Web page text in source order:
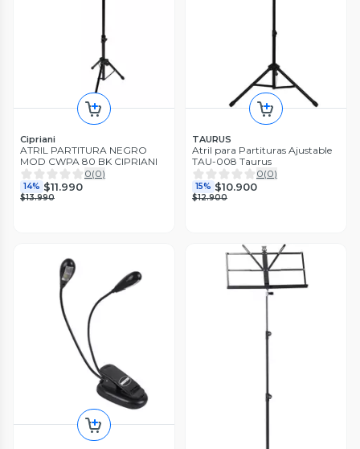
Cipriani
ATRIL PARTITURA NEGRO
MOD CWPA 80 BK CIPRIANI
0(0)
14% $11.990
$13.990
TAURUS
Atril para Partituras Ajustable
TAU-008 Taurus
0(0)
15% $10.900
$12.900